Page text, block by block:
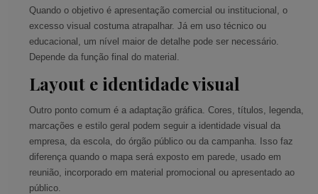
Quando o objetivo é apresentação comercial ou institucional, o
excesso visual costuma atrapalhar. Já em uso técnico ou
educacional, um nível maior de detalhe pode ser necessário.
Depende da função final do material.
Layout e identidade visual
Outro ponto comum é a adaptação gráfica. Cores, títulos, legenda,
marcações e estilo geral podem seguir a identidade visual da
empresa, da escola, do órgão público ou da campanha. Isso faz
diferença quando o mapa será exposto em parede, usado em
reunião, incorporado em material promocional ou apresentado ao
público.